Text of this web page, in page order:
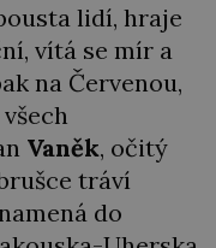
lidí, hraje
vítá se mír a
na Červenou,
Vaněk, očitý
tráví
do